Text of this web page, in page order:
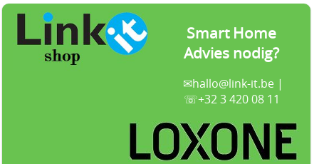
Smart Home
Advies nodig?
✉hallo@link-it.be|
☏+32 3 420 08 11